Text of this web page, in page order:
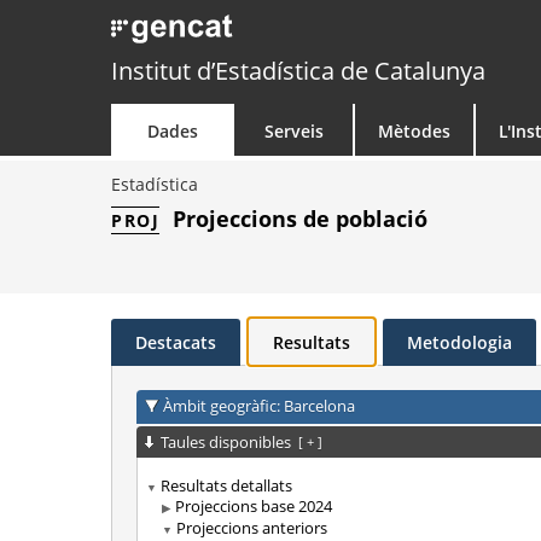
Institut d’Estadística de Catalunya
Dades Serveis Mètodes
Estadística
PROJ
Projeccions de població
Destacats Resultats Metodologia
Àmbit geogràfic: Barcelona
Taules disponibles [ + ]
Resultats detallats
Projeccions base 2024
Projeccions anteriors